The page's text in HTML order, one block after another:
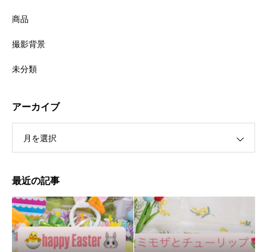
商品
撮影背景
未分類
アーカイブ
月を選択
最近の記事